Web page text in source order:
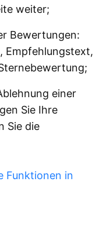
weiter;
Bewertungen:
Empfehlungstext,
einer
Sie Ihre
Sie die
Funktionen in